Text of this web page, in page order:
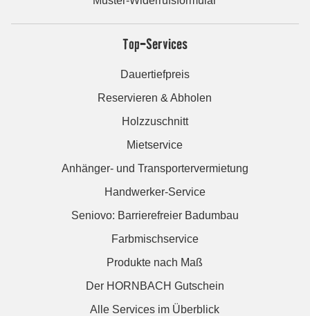
Top-Services
Dauertiefpreis
Reservieren & Abholen
Holzzuschnitt
Mietservice
Anhänger- und Transportervermietung
Handwerker-Service
Seniovo: Barrierefreier Badumbau
Farbmischservice
Produkte nach Maß
Der HORNBACH Gutschein
Alle Services im Überblick